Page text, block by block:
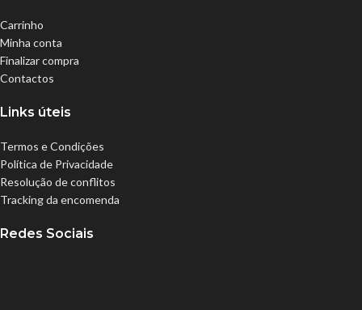
Carrinho
Minha conta
Finalizar compra
Contactos
Links úteis
Termos e Condições
Política de Privacidade
Resolução de conflitos
Tracking da encomenda
Redes Sociais